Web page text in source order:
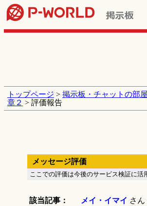
トップページ > 掲示板・チャットの部屋
章２ > 評価報告
メッセージ評価
ここでの評価は今後のサービス検証に活
該当記事： メイ・イマイ さん